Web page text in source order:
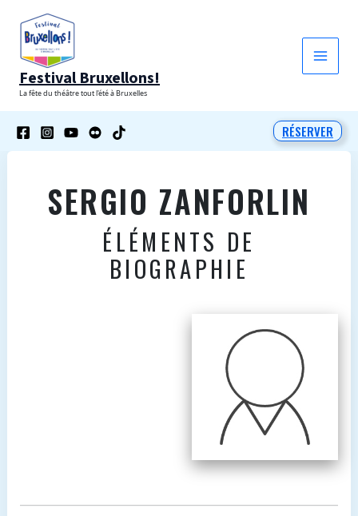
contenu
Festival Bruxellons!
La fête du théâtre tout l'été à Bruxelles
RÉSERVER
SERGIO ZANFORLIN
ÉLÉMENTS DE
BIOGRAPHIE